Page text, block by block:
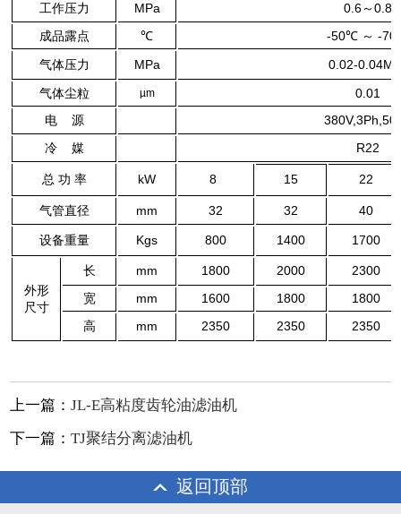
工作压力
MPa
0.6～0.8
成品露点
℃
-50℃ ～ -
气体压力
MPa
0.02-
气体尘粒
µm
0.01
电 源
冷 媒
R22
总 功 率 kW 8 15 22
气管直径 mm 32 32 40
设备重量 Kgs 800 1400 1700
外形
尺寸
长 mm 1800 2000
2300
宽
mm 1600 1800
1800
高
mm 2350 2350 2350
上一篇：JL-E高粘度齿轮油滤油机
下一篇：TJ聚结分离滤油机
返回顶部